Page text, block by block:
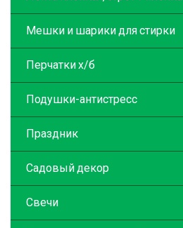
Мешки и шарики для стирки
Перчатки х/б
Подушки-антистресс
Праздник
Садовый декор
Свечи